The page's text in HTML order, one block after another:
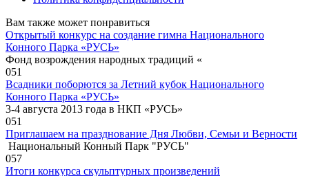
Вам также может понравиться
Открытый конкурс на создание гимна Национального
Конного Парка «РУСЬ»
Фонд возрождения народных традиций «
051
Всадники поборются за Летний кубок Национального
Конного Парка «РУСЬ»
3-4 августа 2013 года в НКП «РУСЬ»
051
Приглашаем на празднование Дня Любви, Семьи и Верности
Национальный Конный Парк "РУСЬ"
057
Итоги конкурса скульптурных произведений